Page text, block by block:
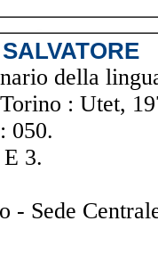
della
: Utet,
050.
3.
- Sede